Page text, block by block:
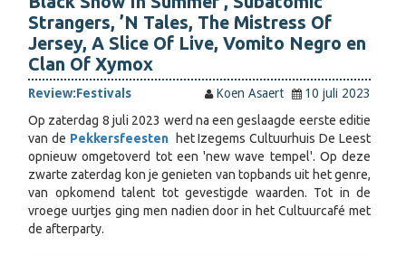
Strangers, ’N Tales, The Mistress Of
Jersey, A Slice Of Live, Vomito Negro en
Clan Of Xymox
Review:Festivals Koen Asaert
10 juli 2023
Op zaterdag 8 juli 2023 werd na een geslaagde eerste editie
van de Pekkersfeesten
het Izegems Cultuurhuis De Leest
opnieuw omgetoverd tot een 'new wave tempel'. Op deze
zwarte zaterdag kon je genieten van topbands uit het genre,
van opkomend talent tot gevestigde waarden. Tot in de
vroege uurtjes ging men nadien door in het Cultuurcafé met
de afterparty.